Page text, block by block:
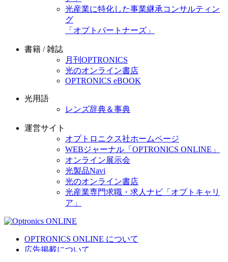
光産業に特化した事業継承コンサルティン
グ
「オプトパートナーズ」
書籍 / 雑誌
月刊OPTRONICS
光のオンライン書店
OPTRONICS eBOOK
光用語
レンズ辞典＆事典
運営サイト
オプトロニクス社ホームページ
WEBジャーナル「OPTRONICS ONLINE」
オンライン展示会
光製品Navi
光のオンライン書店
光産業専門求職・求人ナビ「オプトキャリ
ア」
OPTRONICS ONLINE について
広告掲載について